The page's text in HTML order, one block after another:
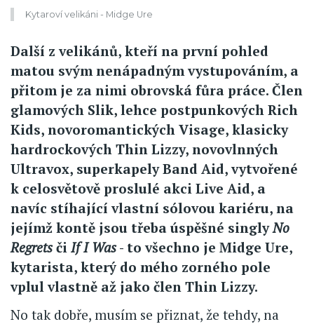
Kytaroví velikáni - Midge Ure
Další z velikánů, kteří na první pohled
matou svým nenápadným vystupováním, a
přitom je za nimi obrovská fůra práce. Člen
glamových Slik, lehce postpunkových Rich
Kids, novoromantických Visage, klasicky
hardrockových Thin Lizzy, novovlnných
Ultravox, superkapely Band Aid, vytvořené
k celosvětově proslulé akci Live Aid, a
navíc stíhající vlastní sólovou kariéru, na
jejímž kontě jsou třeba úspěšné singlyNo
Regretsči If I Was- to všechno je Midge Ure,
kytarista, který do mého zorného pole
vplul vlastně až jako člen Thin Lizzy.
No tak dobře, musím se přiznat, že tehdy, na